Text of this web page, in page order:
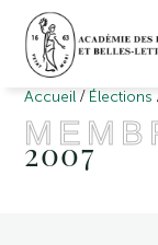
Accueil / Élections
2007